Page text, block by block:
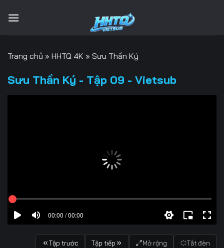
qua
Trang chủ » HHTQ 4K » Sưu Thần Ký
Sưu Thần Ký - Tập 09 - Vietsub
00:00 / 00:00
Tập trước Tập tiếp Mở rộng Tắt đèn